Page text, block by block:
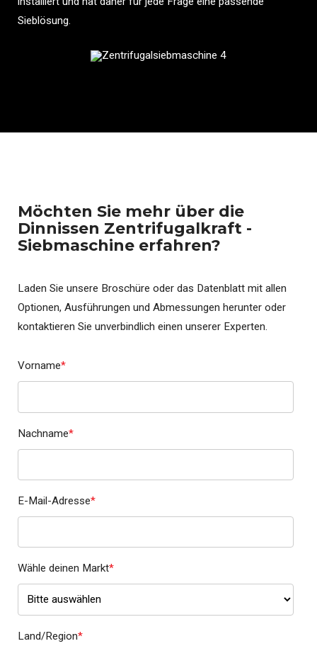
Sieblösung.
Möchten Sie mehr über die
Dinnissen Zentrifugalkraft -
Siebmaschine erfahren?
Laden Sie unsere Broschüre oder das Datenblatt mit allen
Optionen, Ausführungen und Abmessungen herunter oder
kontaktieren Sie unverbindlich einen unserer Experten.
Vorname*
Nachname*
E-Mail-Adresse*
Wähle deinen Markt*
Land/Region*